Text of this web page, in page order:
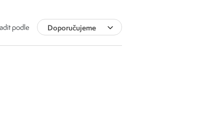
podle Doporučujeme